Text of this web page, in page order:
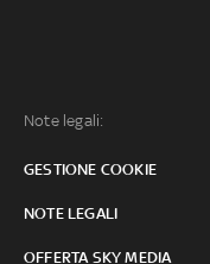
Note legali:
GESTIONE COOKIE
NOTE LEGALI
OFFERTA SKY MEDIA